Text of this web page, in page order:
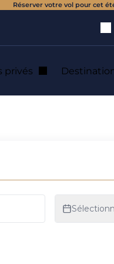
Réserver votre vol pour cet
privés